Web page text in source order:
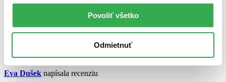
Povoliť všetko
Odmietnuť
Mal Peachey
14,60 €
Eva Dušek napísala recenziu